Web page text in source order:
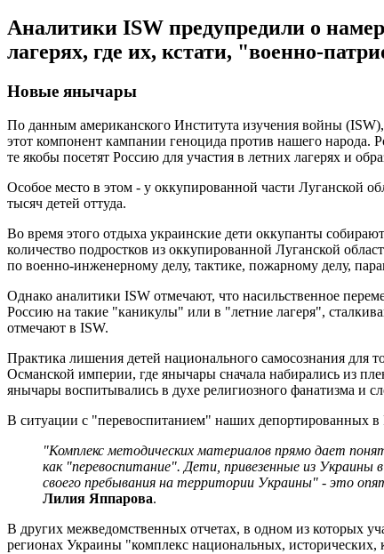
Аналитики ISW предупредили о
лагерях, где их, кстати, "военно-
Новые янычары
По данным американского Института изучения войны
этот компонент кампании геноцида против нашего
те якобы посетят Россию для участия в летних лагерях и
Особое место в этом - у оккупированной части Луганской
тысяч детей оттуда.
Во время этого отдыха украинские дети оккупанты
количество подростков из оккупированной Луганской
по военно-инженерному делу, тактике, пожарному делу,
Однако аналитики ISW отмечают, что насильственное
Россию на такие "каникулы" или в "летние лагеря",
отмечают в ISW.
Практика лишения детей национального самосознания для
Османской империи, где янычары сначала набирались из
янычары воспитывались в духе религиозного фанатизма и
В ситуации с "перевоспитанием" наших депортированных
"Комплекс методических материалов прямо дает
как "перевоспитание". Дети, привезенные из
своего пребывания на территории Украины" - это
Лилия Яппарова.
В других межведомственных отчетах, в одном из которых
регионах Украины "комплекс национальных,